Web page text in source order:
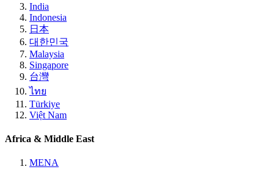
India
Indonesia
日本
대한민국
Malaysia
Singapore
台灣
ไทย
Türkiye
Việt Nam
Africa & Middle East
MENA